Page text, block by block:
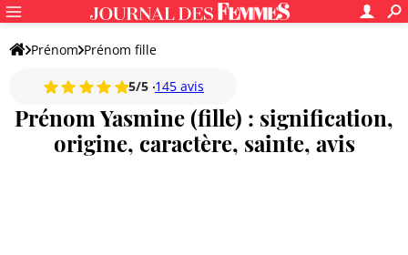
Prénom Prénom fille
5/5 145 avis
Prénom Yasmine (fille) : signification,
origine, caractère, sainte, avis